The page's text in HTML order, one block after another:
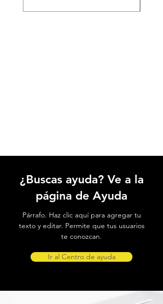
¿Buscas ayuda? Ve a la
página de Ayuda
Párrafo. Haz clic aquí para agregar tu
texto y editar. Permite que tus usuarios
te conozcan.
Ir al Centro de ayuda